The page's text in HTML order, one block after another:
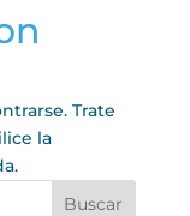
Trate
la
Buscar